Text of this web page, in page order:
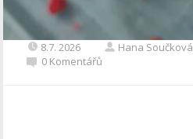
8.7. 2026 Hana Součková
0 Komentářů